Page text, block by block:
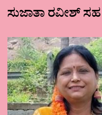
ಸುಜಾತಾ ರವೀಶ್